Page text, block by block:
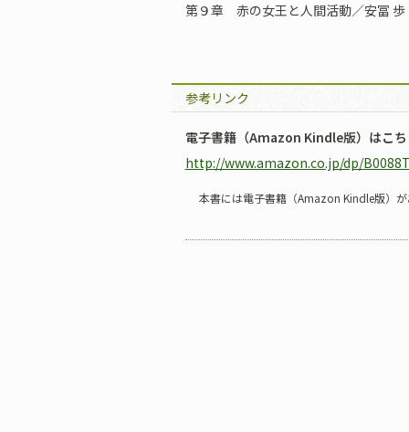
第９章 赤の女王と人間活動／安冨 歩
参考リンク
電子書籍（Amazon Kindle版）はこ
http://www.amazon.co.jp/dp/
本書には電子書籍（Amazon Kindle版）